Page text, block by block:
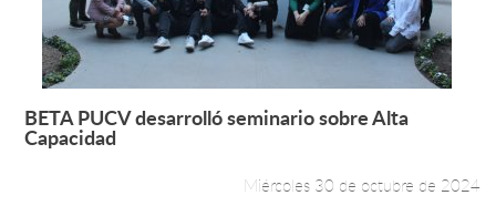
Leer más +
BETA PUCV desarrolló seminario sobre Alta
Capacidad
Miércoles 30 de octubre de 2024